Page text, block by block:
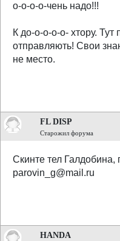
о-о-о-о-чень надо!!!
К до-о-о-о-о- хтору.
отправляють! Свои
не место.
FL DISP
Старожил форума
Cкинте тел Галдобина,
parovin_g@mail.ru
HANDA